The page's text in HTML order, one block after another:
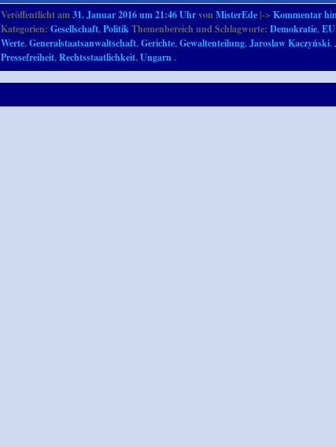
Veröffentlicht am31. Januar 2016 um 21:46 UhrvonMisterEde |->Kommentar
Kategorien:Gesellschaft,PolitikThemenbereich und Schlagworte:Demokratie,EU
Werte,Generalstaatsanwaltschaft,Gerichte,Gewaltenteilung,Jaroslaw Kaczyński,
Pressefreiheit,Rechtsstaatlichkeit,Ungarn.